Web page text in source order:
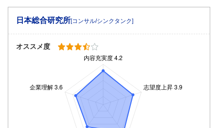
日本総合研究所[コンサル/シンクタンク]
オススメ度